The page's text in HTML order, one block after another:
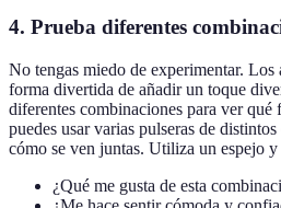
4. Prueba diferentes
No tengas miedo de experimentar. Los
forma divertida de añadir un toque
diferentes combinaciones para ver
puedes usar varias pulseras de
cómo se ven juntas. Utiliza un espejo y
¿Qué me gusta de esta